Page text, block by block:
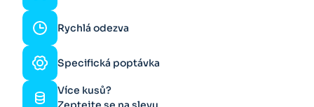
Rychlá odezva
Specifická poptávka
Více kusů?